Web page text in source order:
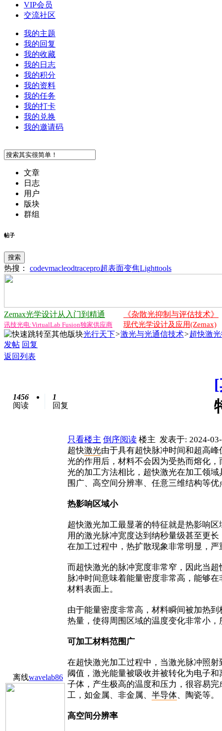
VIP会员
交流社区
我的主题
我的回复
我的收藏
我的日志
我的积分
我的资料
我的任务
我的打卡
我的兑换
我的邀请码
文章
日志
用户
版块
群组
帖子
搜索
热搜： codevmacleodtracepro超表面变焦Lighttools
Zemax光学设计从入门到精通 《杂散光抑制与评估技术》
讯技光电:VirtualLab Fusion独家供应商 现代光学设计及应用(Zemax)
光行天下>激光与光通信技术>超快激
发帖 回复
返回列表
1456
阅读
1
回复
离线wavelab86
只看楼主 倒序阅读 楼主 发表于: 2024-
超快激光由于具有超快脉冲时间和超高
光的作用后，材料不会因为受热而熔化
光的加工方法相比，超快激光在加工领
围广、高空间分辨率、任意三维结构等优
热影响区域小
超快激光加工最显著的特征就是热影响
用的激光脉冲宽度达到纳秒量级甚至更
在加工过程中，热扩散现象非常明显，
而超快激光的脉冲宽度非常窄，因此当
脉冲时间意味着能量密度非常高，能够
材料表面上。
由于能量密度非常高，材料瞬间被加热
热量，使得周围区域的温度变化非常小
可加工材料范围广
在超快激光加工过程中，当激光脉冲照
阈值，激光能量被吸收并被转化为电子
子体，产生极高的温度和压力，很容易
工，如金属、非金属、 半导体、陶瓷等。
高空间分辨率